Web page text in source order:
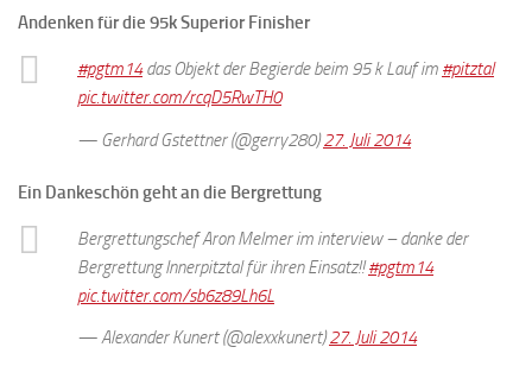
Andenken für die 95k Superior Finisher
#pgtm14das Objekt der Begierde beim 95 k Lauf im #pitztal
pic.twitter.com/rcqD5RwTH0
— Gerhard Gstettner (@gerry280)27. Juli 2014
Ein Dankeschön geht an die Bergrettung
Bergrettungschef Aron Melmer im interview – danke der
Bergrettung Innerpitztal für ihren Einsatz!!#pgtm14
pic.twitter.com/sb6z89Lh6L
— Alexander Kunert (@alexxkunert)27. Juli 2014